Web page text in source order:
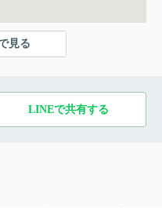
見る
LINEで共有する